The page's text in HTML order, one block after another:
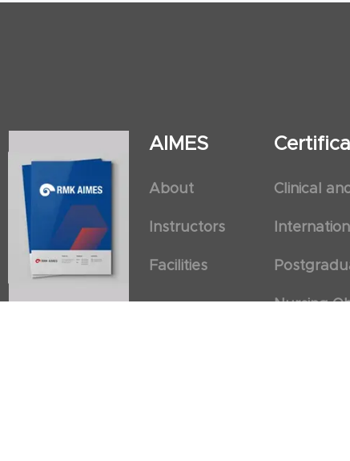
AIMES
About
Instructors
Facilities
Clinical
Nursing